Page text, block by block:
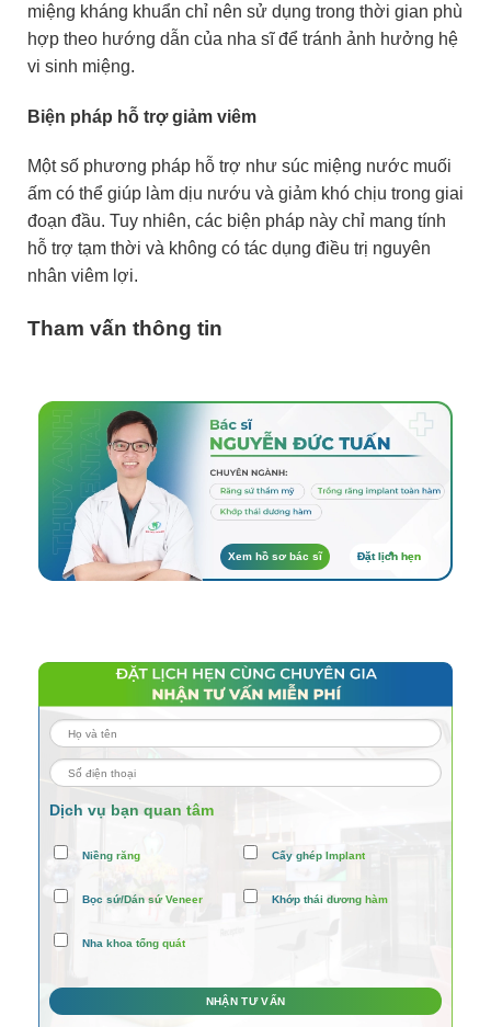
miệng kháng khuẩn chỉ nên sử dụng trong thời gian phù
hợp theo hướng dẫn của nha sĩ để tránh ảnh hưởng hệ
vi sinh miệng.
Biện pháp hỗ trợ giảm viêm
Một số phương pháp hỗ trợ như súc miệng nước muối
ấm có thể giúp làm dịu nướu và giảm khó chịu trong giai
đoạn đầu. Tuy nhiên, các biện pháp này chỉ mang tính
hỗ trợ tạm thời và không có tác dụng điều trị nguyên
nhân viêm lợi.
Tham vấn thông tin
Xem hồ sơ bác sĩ Đặt lịch hẹn
Dịch vụ bạn quan tâm
Niềng răng Cấy ghép Implant
Bọc sứ/Dán sứ Veneer Khớp thái dương hàm
Nha khoa tổng quát